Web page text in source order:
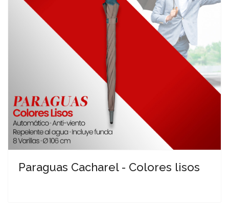
Paraguas Cacharel - Colores lisos